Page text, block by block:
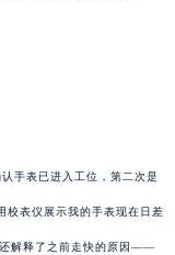
手表已进入工位，第二次是
校表仪展示我的手表现在日差
还解释了之前走快的原因——